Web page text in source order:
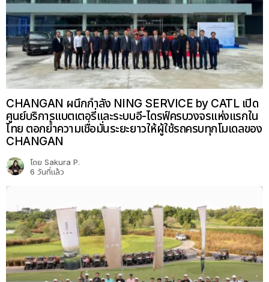
CHANGAN ผนึกกำลัง NING SERVICE by CATL เปิด
ศูนย์บริการแบตเตอรี่และระบบอี-ไดรฟ์ครบวงจรแห่งแรกใน
ไทย ตอกย้ำความเชื่อมั่นระยะยาวให้ผู้ใช้รถครบทุกโมเดลของ
CHANGAN
โดย Sakura P.
6 วันที่แล้ว